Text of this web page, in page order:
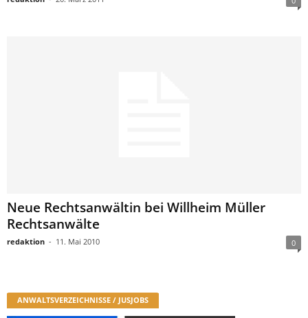
Neue Rechtsanwältin bei Willheim Müller
Rechtsanwälte
redaktion - 11. Mai 2010 0
ANWALTSVERZEICHNISSE / JUSJOBS